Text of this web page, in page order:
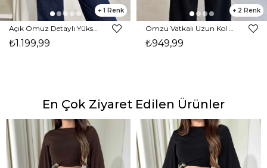
1
₺1.199,99
2
₺949,99
En Çok Ziyaret Edilen Ürünler